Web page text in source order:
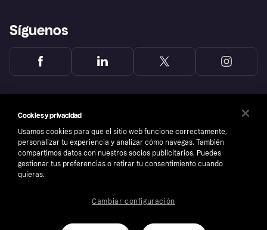
Síguenos
Número de empresa: 556737-0431
Cookies y privacidad
Usamos cookies para que el sitio web funcione correctamente,
personalizar tu experiencia y analizar cómo navegas. También
compartimos datos con nuestros socios publicitarios. Puedes
gestionar tus preferencias o retirar tu consentimiento cuando
quieras.
Cambiar configuración